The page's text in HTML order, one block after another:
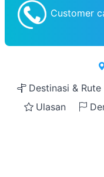
Customer
Destinasi & Rute
Ulasan